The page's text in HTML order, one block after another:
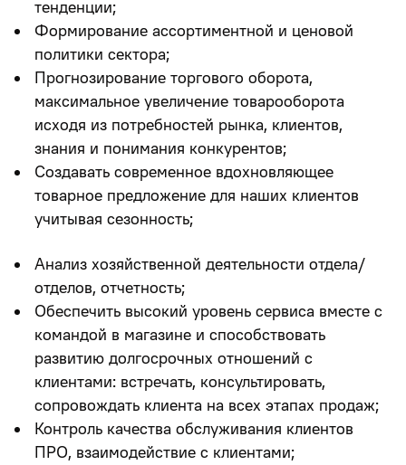
тенденции;
Формирование ассортиментной и ценовой
политики сектора;
Прогнозирование торгового оборота,
максимальное увеличение товарооборота
исходя из потребностей рынка, клиентов,
знания и понимания конкурентов;
Создавать современное вдохновляющее
товарное предложение для наших клиентов
учитывая сезонность;
Анализ хозяйственной деятельности отдела/
отделов, отчетность;
Обеспечить высокий уровень сервиса вместе с
командой в магазине и способствовать
развитию долгосрочных отношений с
клиентами: встречать, консультировать,
сопровождать клиента на всех этапах продаж;
Контроль качества обслуживания клиентов
ПРО, взаимодействие с клиентами;